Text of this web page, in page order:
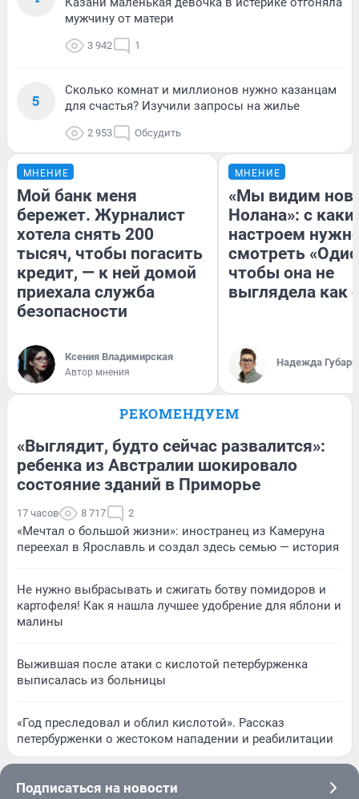
мужчину от матери
3 942 1
5
Сколько комнат и миллионов нужно казанцам
для счастья? Изучили запросы на жилье
2 953 Обсудить
МНЕНИЕ
Мой банк меня
бережет. Журналист
хотела снять 200
тысяч, чтобы погасить
кредит, — к ней домой
приехала служба
безопасности
Ксения Владимирская
Автор мнения
МНЕНИЕ
«Мы видим
Нолана»: с
настроем
смотреть
чтобы она не
выглядела как
Надежда Губарь
РЕКОМЕНДУЕМ
«Выглядит, будто сейчас развалится»:
ребенка из Австралии шокировало
состояние зданий в Приморье
17 часов 8 717 2
«Мечтал о большой жизни»: иностранец из Камеруна
переехал в Ярославль и создал здесь семью — история
Не нужно выбрасывать и сжигать ботву помидоров и
картофеля! Как я нашла лучшее удобрение для яблони и
малины
Выжившая после атаки с кислотой петербурженка
выписалась из больницы
«Год преследовал и облил кислотой». Рассказ
петербурженки о жестоком нападении и реабилитации
Подписаться на новости